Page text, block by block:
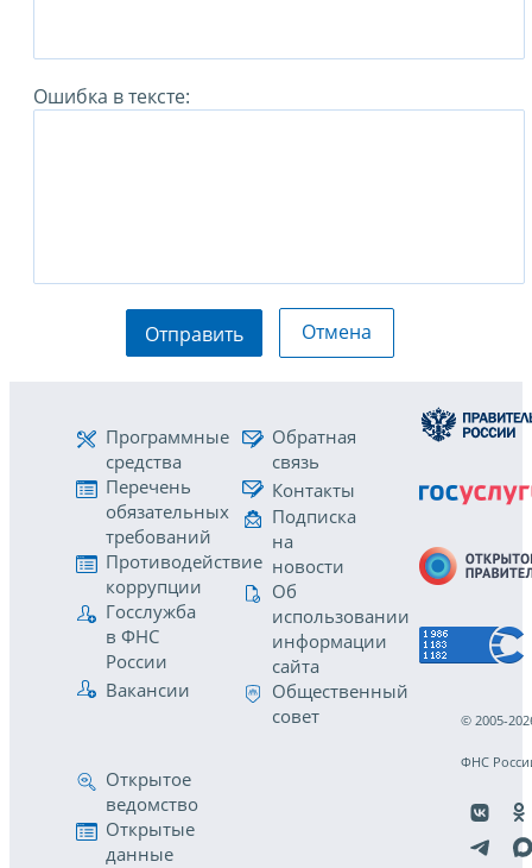
Ошибка в тексте:
Отправить Отмена
Программные
средства
Перечень
обязательных
требований
Противодействие
коррупции
Госслужба
в ФНС
России
Вакансии
Обратная
связь
Контакты
Подписка
на
новости
Об
использовании
информации
сайта
Общественный
совет
Открытое
ведомство
Открытые
данные
© 2005-
ФНС